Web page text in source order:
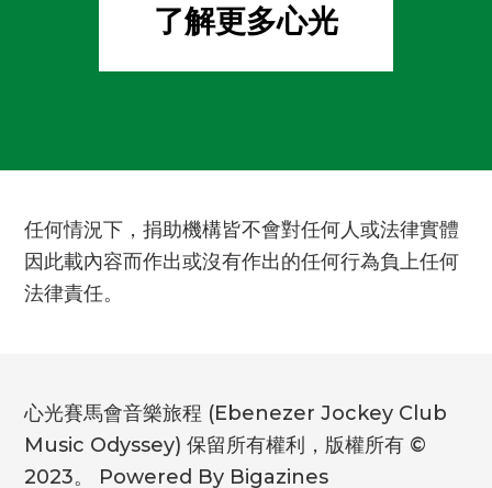
了解更多心光
任何情況下，捐助機構皆不會對任何人或法律實體
因此載內容而作出或沒有作出的任何行為負上任何
法律責任。
心光賽馬會音樂旅程 (Ebenezer Jockey Club
Music Odyssey) 保留所有權利，版權所有 ©
2023。 Powered By Bigazines